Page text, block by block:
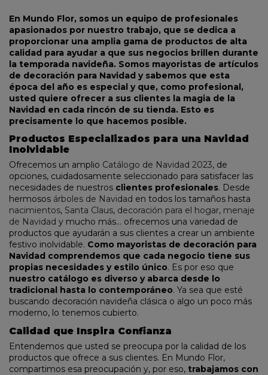
En Mundo Flor, somos un equipo de profesionales
apasionados por nuestro trabajo, que se dedica a
proporcionar una amplia gama de productos de alta
calidad para ayudar a que sus negocios brillen durante
la temporada navideña. Somos mayoristas de artículos
de decoración para Navidad y sabemos que esta
época del año es especial y que, como profesional,
usted quiere ofrecer a sus clientes la magia de la
Navidad en cada rincón de su tienda. Esto es
precisamente lo que hacemos posible.
Productos Especializados para una Navidad
Inolvidable
Ofrecemos un amplio Catálogo de Navidad 2023, de
opciones, cuidadosamente seleccionado para satisfacer las
necesidades de nuestros clientes profesionales. Desde
hermosos árboles de Navidad en todos los tamaños hasta
nacimientos, Santa Claus, decoración para el hogar, menaje
de Navidad y mucho más... ofrecemos una variedad de
productos que ayudarán a sus clientes a crear un ambiente
festivo inolvidable. Como mayoristas de decoración para
Navidad comprendemos que cada negocio tiene sus
propias necesidades y estilo único. Es por eso que
nuestro catálogo es diverso y abarca desde lo
tradicional hasta lo contemporáneo. Ya sea que esté
buscando decoración navideña clásica o algo un poco más
moderno, lo tenemos cubierto.
Calidad que Inspira Confianza
Entendemos que usted se preocupa por la calidad de los
productos que ofrece a sus clientes. En Mundo Flor,
compartimos esa preocupación y, por eso, trabajamos con